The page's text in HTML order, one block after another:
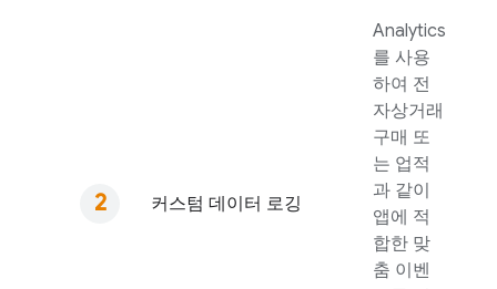
커스텀 데이터 로깅
Analytics
를 사용
하여 전
자상거래
구매 또
는 업적
과 같이
앱에 적
합한 맞
춤 이벤